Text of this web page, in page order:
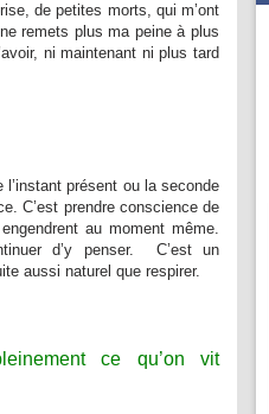
de petites morts, qui m’ont
remets plus ma peine à plus
ni maintenant ni plus tard
présent ou la seconde
C’est prendre conscience de
au moment même.
d’y penser. C’est un
aussi naturel que respirer.
ce qu’on vit